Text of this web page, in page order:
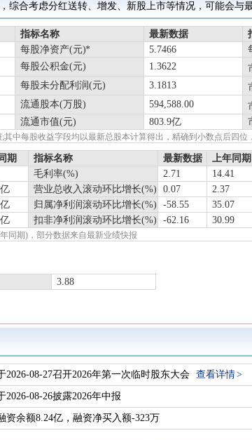
综合考虑分红送转、增发、新股上市等情况，可能会与
指标名称 最新数据
每股净资产(元) 5.7466
每股公积金(元) 1.3622
每股未分配利润(元) 3.1813
流通股本(万股) 594,588.00
流通市值(元) 803.9亿
中每股收益字段均以最新总股本计算得出，精确到小数点后四
期 指标名称 最新数据 上年同期
毛利率(%) 2.71 14.41
营业总收入滚动环比增长(%) 0.07 2.37
归属净利润滚动环比增长(%) -58.55 35.07
扣非净利润滚动环比增长(%) -62.16 30.99
同期)，部分数据来自最新业绩快报
3.88
2026-08-27召开2026年第一次临时股东大会 查看详情
2026-08-26披露2026年中报
资余额8.24亿，融资净买入额-323万